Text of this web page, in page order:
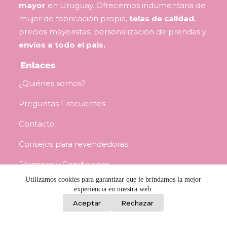
Utilizamos cookies para garantizar que le brindamos la mejor
experiencia en nuestra web.
Aceptar Rechazar
mayor en Uruguay. Ofrecemos indumentaria de
mujer de fabricación propia, telas de calidad,
precios mayoristas, personalización de prendas y
envíos a todo el pais.
Enlaces
¿Quiénes somos?
Preguntas Frecuentes
Contacto
Consejos para revendedoras
Términos y Condiciones
Información
Porongos 2459, Barrio Reus, Montevideo